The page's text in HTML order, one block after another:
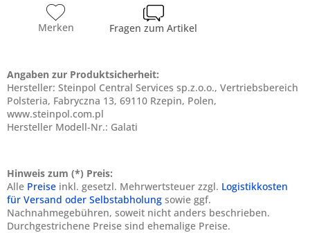
Merken Fragen zum Artikel
Angaben zur Produktsicherheit:
Hersteller: Steinpol Central Services sp.z.o.o., Vertriebsbereich
Polsteria, Fabryczna 13, 69110 Rzepin, Polen,
www.steinpol.com.pl
Hersteller Modell-Nr.: Galati
Hinweis zum (*) Preis:
Alle Preise inkl. gesetzl. Mehrwertsteuer zzgl. Logistikkosten
für Versand oder Selbstabholung sowie ggf.
Nachnahmegebühren, soweit nicht anders beschrieben.
Durchgestrichene Preise sind ehemalige Preise.